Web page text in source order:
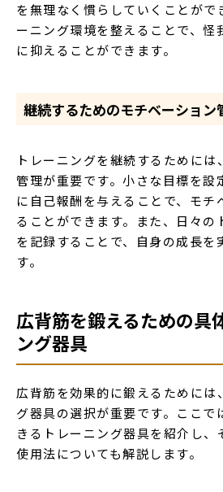
を無理なく慣らしていくことがで
ーニング環境を整えることで、怪
に抑えることができます。
継続するためのモチベーション
トレーニングを継続するためには
管理が重要です。小さな目標を設
に自己報酬を与えることで、モチ
ることができます。また、日々の
を記録することで、自身の成長を
す。
広背筋を鍛えるための具
ング器具
広背筋を効果的に鍛えるためには
グ器具の選択が重要です。ここで
きるトレーニング器具を紹介し、
使用法についても解説します。